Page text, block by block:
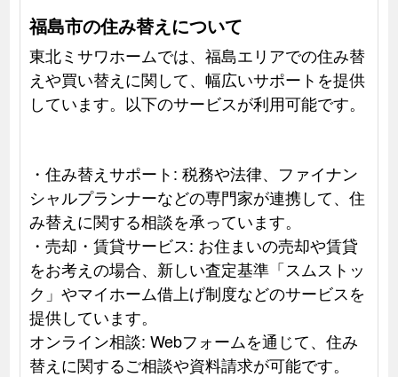
福島市の住み替えについて
東北ミサワホームでは、福島エリアでの住み替
えや買い替えに関して、幅広いサポートを提供
しています。以下のサービスが利用可能です。
・住み替えサポート: 税務や法律、ファイナン
シャルプランナーなどの専門家が連携して、住
み替えに関する相談を承っています。
・売却・賃貸サービス: お住まいの売却や賃貸
をお考えの場合、新しい査定基準「スムストッ
ク」やマイホーム借上げ制度などのサービスを
提供しています。
オンライン相談: Webフォームを通じて、住み
替えに関するご相談や資料請求が可能です。